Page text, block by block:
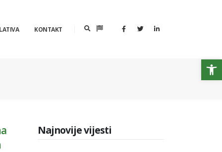
KONTAKT
Najnovije vijesti